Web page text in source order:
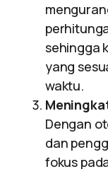
sehingga
yang
waktu.
Dengan
dan
fokus